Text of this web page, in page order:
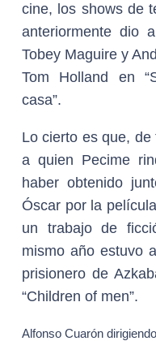
cine, los shows de
anteriormente dio
Tobey Maguire y
Tom Holland en
casa”.
Lo cierto es que,
a quien Pecime
haber obtenido
Óscar por la
un trabajo de
mismo año estuvo
prisionero de
“Children of men”.
Alfonso Cuarón